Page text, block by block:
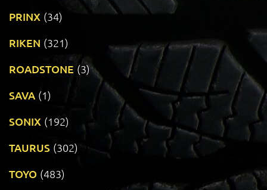
PRINX (34)
RIKEN (321)
ROADSTONE (3)
SAVA (1)
SONIX (192)
TAURUS (302)
TOYO (483)